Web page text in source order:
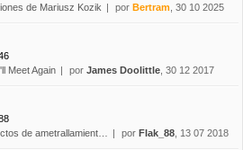
de Mariusz Kozik por Bertram , 30 10 2025
Meet Again por James Doolittle , 30 12 2017
de ametrallamient… por Flak_88 , 13 07 2018